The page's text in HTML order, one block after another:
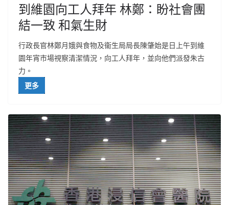
到維園向工人拜年 林鄭：盼社會團
結一致 和氣生財
行政長官林鄭月娥與食物及衞生局局長陳肇始是日上午到維
園年宵市場視察清潔情況，向工人拜年，並向他們派發朱古
力。
更多